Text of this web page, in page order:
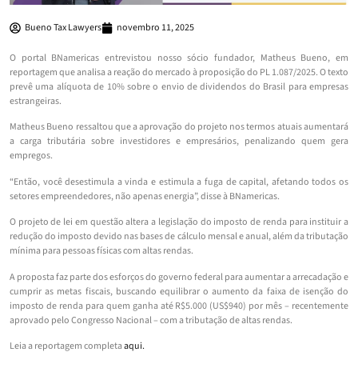
Bueno Tax Lawyers novembro 11, 2025
O portal BNamericas entrevistou nosso sócio fundador, Matheus Bueno, em
reportagem que analisa a reação do mercado à proposição do PL 1.087/2025. O texto
prevê uma alíquota de 10% sobre o envio de dividendos do Brasil para empresas
estrangeiras.
Matheus Bueno ressaltou que a aprovação do projeto nos termos atuais aumentará
a carga tributária sobre investidores e empresários, penalizando quem gera
empregos.
“Então, você desestimula a vinda e estimula a fuga de capital, afetando todos os
setores empreendedores, não apenas energia”, disse à BNamericas.
O projeto de lei em questão altera a legislação do imposto de renda para instituir a
redução do imposto devido nas bases de cálculo mensal e anual, além da tributação
mínima para pessoas físicas com altas rendas.
A proposta faz parte dos esforços do governo federal para aumentar a arrecadação e
cumprir as metas fiscais, buscando equilibrar o aumento da faixa de isenção do
imposto de renda para quem ganha até R$5.000 (US$940) por mês – recentemente
aprovado pelo Congresso Nacional – com a tributação de altas rendas.
Leia a reportagem completaaqui.